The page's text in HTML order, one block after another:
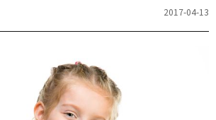
が持つ意味はいろいろありあそうですが、英
ルクが運営する、英語コミュニティアルコム
英語学習ベテラン勢に「色にちなんだ英語」
の一部をご紹介します。 アルコムワールドの
2017-04-13